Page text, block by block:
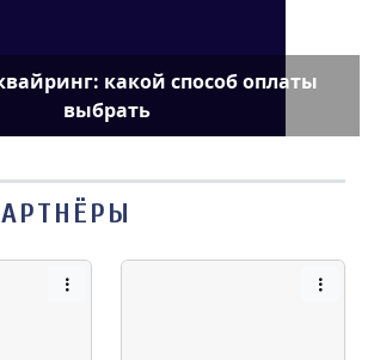
какой способ оплаты
выбрать